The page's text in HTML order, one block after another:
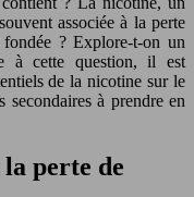
associée à la perte
? Explore-t-on un
à cette question, il est
de la nicotine sur le
secondaires à prendre en
perte de